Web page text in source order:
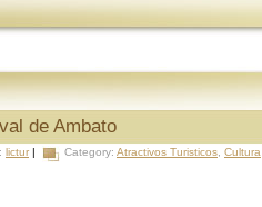
de Ambato
lictur | Category: Atractivos Turisticos Cultura